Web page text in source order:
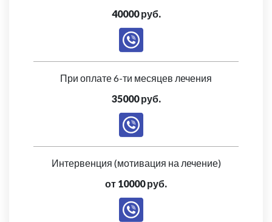
40000 руб.
При оплате 6-ти месяцев лечения
35000 руб.
Интервенция (мотивация на лечение)
от 10000 руб.